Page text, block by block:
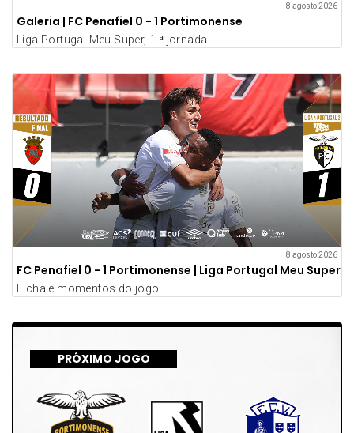
8 agosto 2026
Galeria | FC Penafiel 0 - 1 Portimonense
Liga Portugal Meu Super, 1.ª jornada
8 agosto 2026
FC Penafiel 0 - 1 Portimonense | Liga Portugal Meu Super
Ficha e momentos do jogo.
PRÓXIMO JOGO